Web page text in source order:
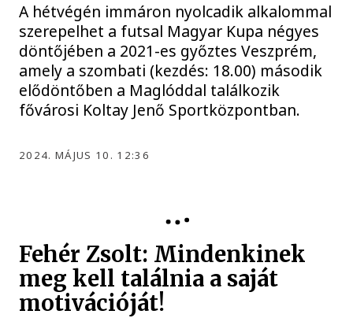
A hétvégén immáron nyolcadik alkalommal
szerepelhet a futsal Magyar Kupa négyes
döntőjében a 2021-es győztes Veszprém,
amely a szombati (kezdés: 18.00) második
elődöntőben a Maglóddal találkozik
fővárosi Koltay Jenő Sportközpontban.
2024. MÁJUS 10. 12:36
Fehér Zsolt: Mindenkinek
meg kell találnia a saját
motivációját!